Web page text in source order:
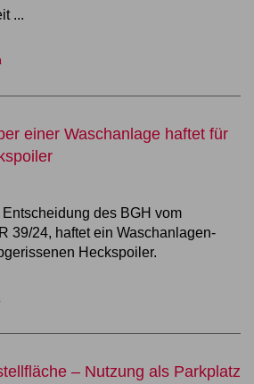
...
einer Waschanlage haftet für
des BGH vom
39/24, haftet ein Waschanlagen-
Heckspoiler.
– Nutzung als Parkplatz